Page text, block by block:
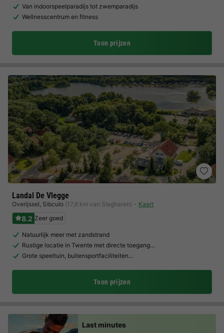
Van indoorspeelparadijs tot zwemparadijs
Wellnesscentrum en fitness
Toon prijzen
Landal De Vlegge
Overijssel, Sibculo (17,6 km van Slagharen) Kaart
8.2 Zeer goed
Natuurlijk meer met zandstrand
Rustige locatie in Twente met directe toegang…
Grote speeltuin, buitensportfaciliteiten…
Toon prijzen
Last minutes